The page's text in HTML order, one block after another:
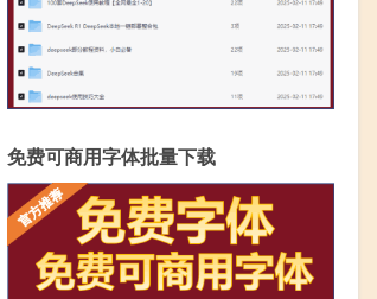
免费可商用字体批量下载